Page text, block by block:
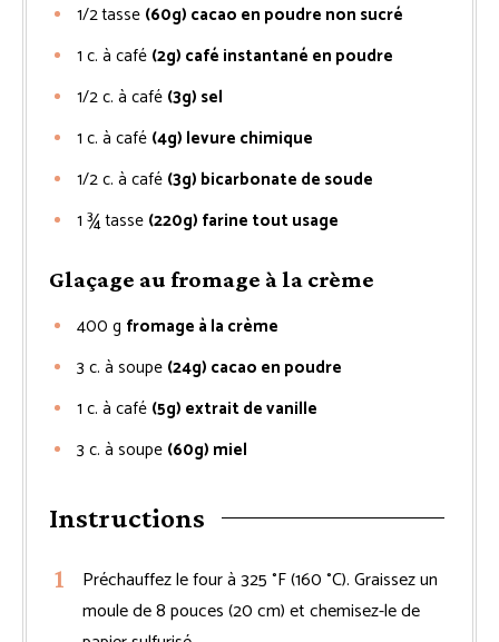
1/2tasse (60g) cacao en poudre non sucré
1 c. à café (2g) café instantané en poudre
1/2c. à café (3g) sel
1 c. à café (4g) levure chimique
1/2c. à café (3g) bicarbonate de soude
1 ¾tasse (220g) farine tout usage
Glaçage au fromage à la crème
400 g fromage à la crème
3 c. à soupe (24g) cacao en poudre
1 c. à café (5g) extrait de vanille
3 c. à soupe (60g) miel
Instructions
Préchauffez le four à 325 °F (160 °C). Graissez un
moule de 8 pouces (20 cm) et chemisez-le de